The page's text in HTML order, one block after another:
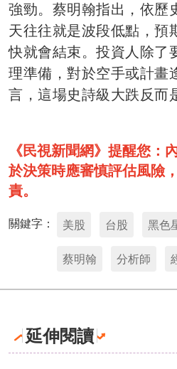
強勁。蔡明翰指出，依歷
天往往就是波段低點，預
快就會結束。投資人除了
理準備，對於空手或計畫
言，這場史詩級大跌反而
《民視新聞網》提醒您：
於決策時應審慎評估風險
責。
關鍵字： 美股 台股 黑色
蔡明翰 分析師
延伸閱讀